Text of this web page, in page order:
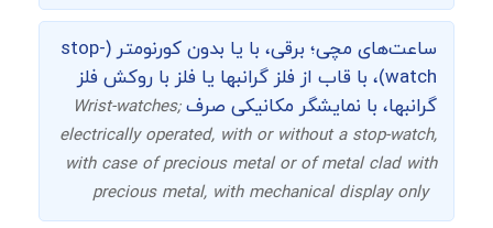
ساعت‌های مچی؛ برقی، با یا بدون کورنومتر (stop-
watch)، با قاب از فلز گرانبها یا فلز با روکش فلز
گرانبها، با نمایشگر مکانیکی صرفWrist-watches;
electrically operated, with or without a stop-watch,
with case of precious metal or of metal clad with
precious metal, with mechanical display only